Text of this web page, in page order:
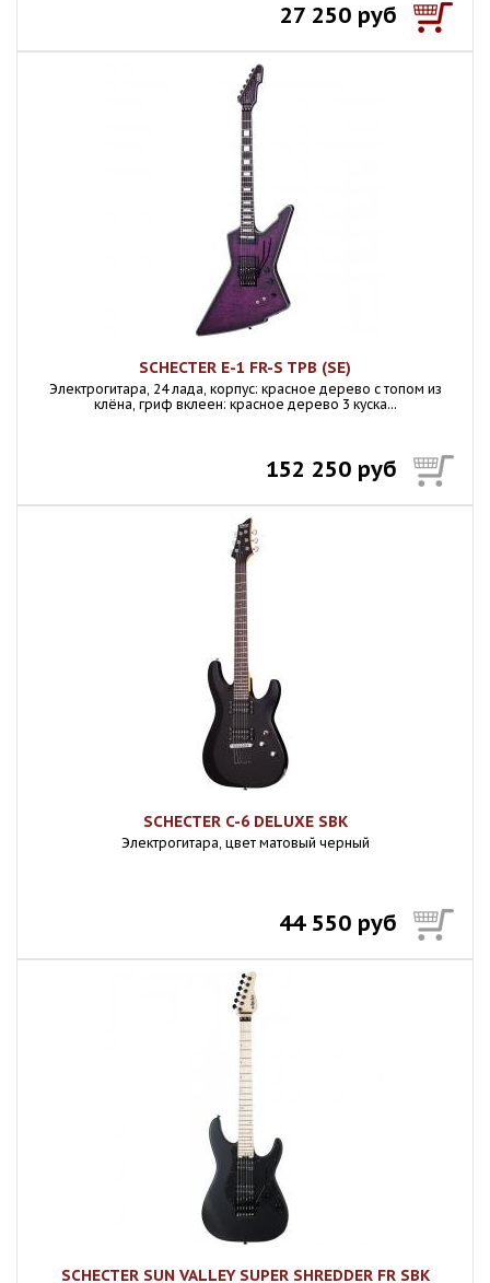
27 250 руб
SCHECTER E-1 FR-S TPB (SE)
Электрогитара, 24 лада, корпус: красное дерево с топом из
клёна, гриф вклеен: красное дерево 3 куска...
152 250 руб
SCHECTER C-6 DELUXE SBK
Электрогитара, цвет матовый черный
44 550 руб
SCHECTER SUN VALLEY SUPER SHREDDER FR SBK